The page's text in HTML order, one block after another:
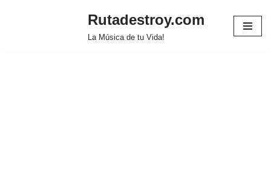
Rutadestroy.com
La Música de tu Vida!